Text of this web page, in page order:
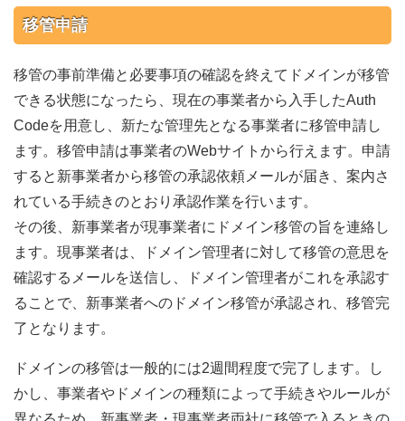
移管申請
移管の事前準備と必要事項の確認を終えてドメインが移管
できる状態になったら、現在の事業者から入手したAuth
Codeを用意し、新たな管理先となる事業者に移管申請し
ます。移管申請は事業者のWebサイトから行えます。申請
すると新事業者から移管の承認依頼メールが届き、案内さ
れている手続きのとおり承認作業を行います。
その後、新事業者が現事業者にドメイン移管の旨を連絡し
ます。現事業者は、ドメイン管理者に対して移管の意思を
確認するメールを送信し、ドメイン管理者がこれを承認す
ることで、新事業者へのドメイン移管が承認され、移管完
了となります。
ドメインの移管は一般的には2週間程度で完了します。し
かし、事業者やドメインの種類によって手続きやルールが